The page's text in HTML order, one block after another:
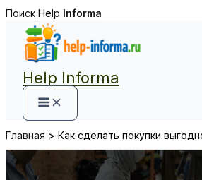
Перейти
содержимому
Поиск Help Informa
Help Informa
Главная Как сделать покупки